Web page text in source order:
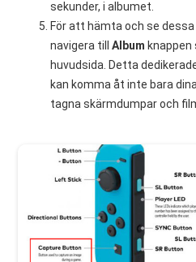
sekunder, i albumet.
För att hämta och se
navigera tillAlbum
huvudsida. Detta
kan komma åt inte bara
tagna skärmdumpar och